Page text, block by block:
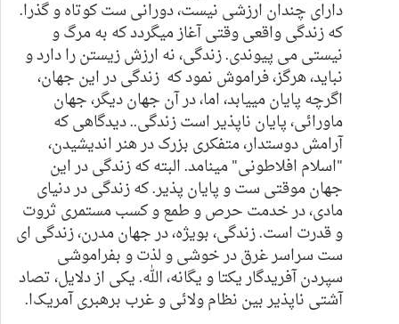
دارای چندان ارزشی نیست، دورانی ست کوتاه و گذرا.
کهزندگی واقعی وقتی آغاز میگردد که به مرگ و
نیستی می پیوندی. زندگی، نه ارزش زیستن را دارد و
نباید، هرگز، فراموش نمود که زندگی در این جهان،
اگرچه پایان مییابد، اما، در آن جهان دیگر، جهان
ماورائی، پایان ناپذیر استزندگی.. دیدگاهی که
آرامش دوستدار،متفکریبزرک در هنر اندیشیدن،
"اسلام افلاطونی" مینامد. البته که زندگی در این
جهان موقتی ست و پایان پذیر. که زندگی در دنیای
مادی، در خدمت حرص و طمع و کسب مستمری ثروت
و قدرت است. زندگی، بویژه، در جهان مدرن، زندگی ای
ست سراسر غرق در خوشی و لذت و بفراموشی
سپردن آفریدگار یکتا و یگانه، الله. یکی از دلایل، تصاد
آشتی ناپذیر بین نظامولائیو غرب برهبری آمریکا.